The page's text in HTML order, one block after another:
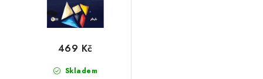
Skladem
469 Kč